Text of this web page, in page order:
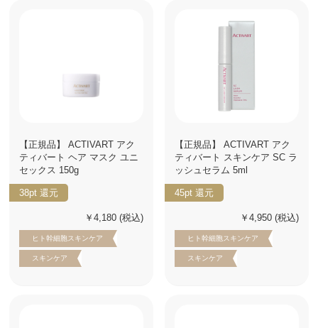
【正規品】 ACTIVART アク
ティバート ヘア マスク ユニ
セックス 150g
38pt 還元
￥4,180 (税込)
ヒト幹細胞スキンケア
スキンケア
【正規品】 ACTIVART アク
ティバート スキンケア SC ラ
ッシュセラム 5ml
45pt 還元
￥4,950 (税込)
ヒト幹細胞スキンケア
スキンケア